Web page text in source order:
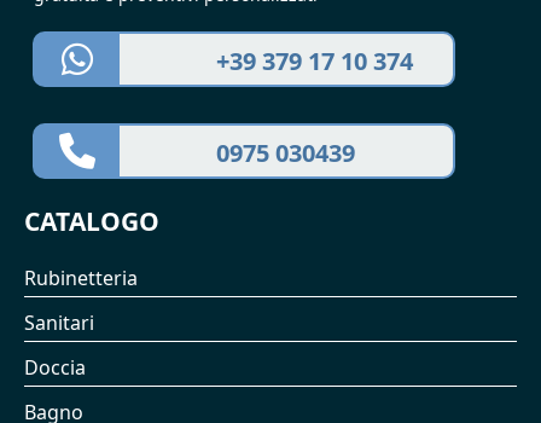
+39 379 17 10 374
0975 030439
CATALOGO
Rubinetteria
Sanitari
Doccia
Bagno